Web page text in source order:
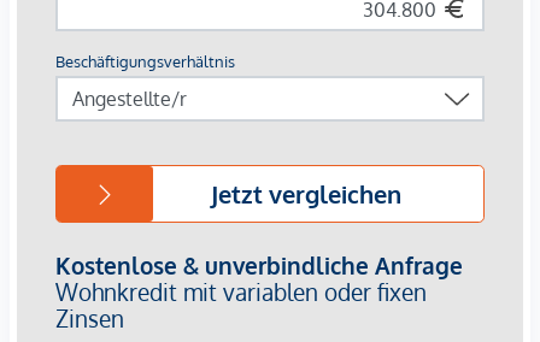
Alltagstauglichkeit. Für Wege mit dem Fahrrad bietet der
ca. 10 Minuten mit dem Rad erreichbar. Attraktive Geh- und
Radverbindungen machen das Umfeld zusätzlich besonders
Die öffentliche Verkehrsanbindung ist ebenfalls sehr gut:
Über die Straßenbahnlinie 4 bestehen direkte
Hauptbahnhof, Hauptplatz/Congress und Jakominiplatz. Der
Graz Hauptbahnhof ist in rund 5 Minuten, der